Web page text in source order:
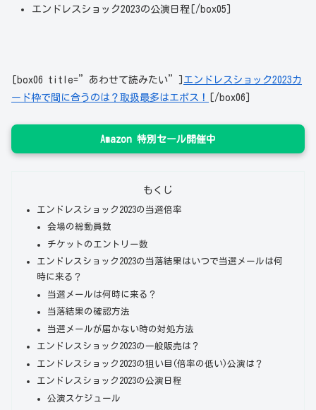
エンドレスショック2023の公演日程[/box05]
[box06 title=”あわせて読みたい”] エンドレスショック2023カ
ード枠で間に合うのは？取扱最多はエポス！
[/box06]
Amazon 特別セール開催中
もくじ
エンドレスショック2023の当選倍率
会場の総動員数
チケットのエントリー数
エンドレスショック2023の当落結果はいつで当選メールは何
時に来る？
当選メールは何時に来る？
当落結果の確認方法
当選メールが届かない時の対処方法
エンドレスショック2023の一般販売は？
エンドレスショック2023の狙い目(倍率の低い)公演は？
エンドレスショック2023の公演日程
公演スケジュール